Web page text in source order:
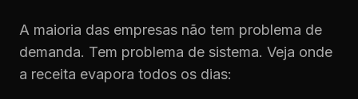
A maioria das empresas não tem problema de
demanda. Tem problema de sistema. Veja onde
a receita evapora todos os dias: